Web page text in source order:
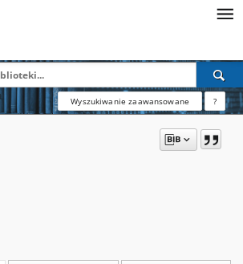
Wyszukiwanie zaawansowane ?